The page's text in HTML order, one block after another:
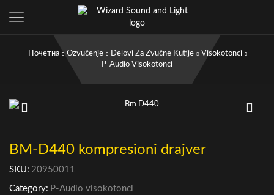
Почетна Ozvučenje Delovi Za Zvučne Kutije
Visokotonci
P-Audio Visokotonci
BM-D440 kompresioni drajver
SKU: 20950011
Category: P-Audio visokotonci